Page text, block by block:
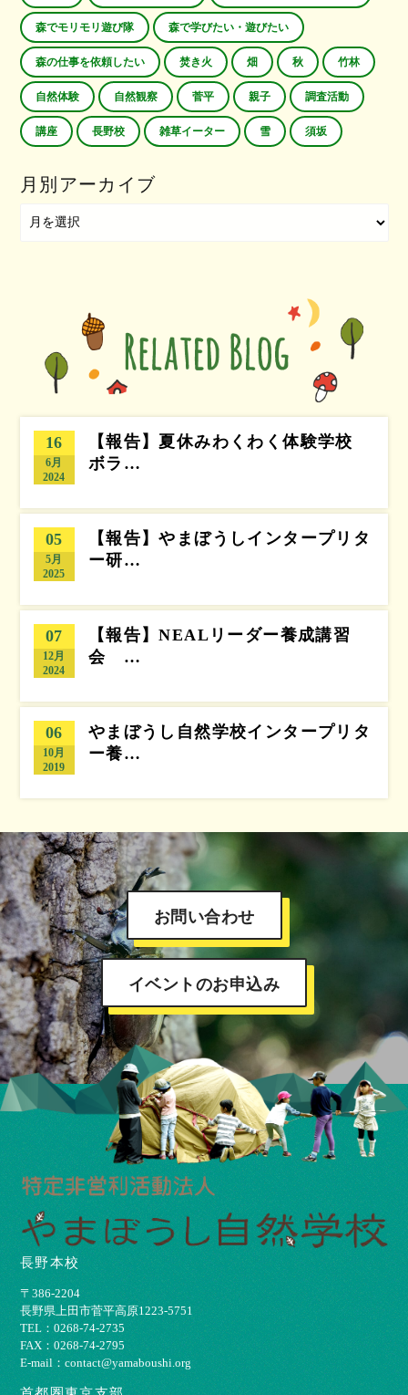
森でモリモリ遊び隊 森で学びたい・遊びたい
森の仕事を依頼したい 焚き火 畑 秋 竹林
自然体験 自然観察 菅平 親子 調査活動
講座 長野校 雑草イーター 雪 須坂
月別アーカイブ
16
6月
2024
【報告】夏休みわくわく体験学校
ボラ…
05
5月
2025
【報告】やまぼうしインタープリタ
ー研…
07
12月
2024
【報告】NEALリーダー養成講習
会 …
06
10月
2019
やまぼうし自然学校インタープリタ
ー養…
お問い合わせ
イベントのお申込み
長野本校
〒386-2204
⻑野県上⽥市菅平⾼原1223-5751
TEL：0268-74-2735
FAX：0268-74-2795
E-mail：contact@yamaboushi.org